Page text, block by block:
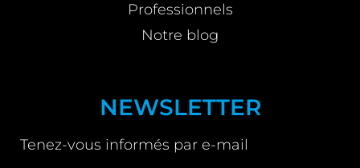
Professionnels
Notre blog
NEWSLETTER
Tenez-vous informés par e-mail